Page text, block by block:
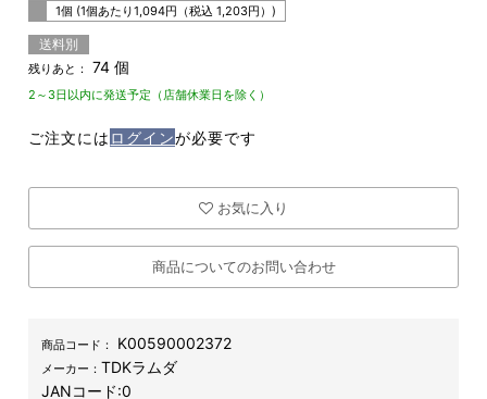
1個 (1個あたり1,094円（税込1,203円）)
送料別
残りあと： 74 個
2～3日以内に発送予定（店舗休業日を除く）
ご注文には ログインが必要です
お気に入り
商品についてのお問い合わせ
商品コード： K00590002372
メーカー：TDKラムダ
JANコード:0